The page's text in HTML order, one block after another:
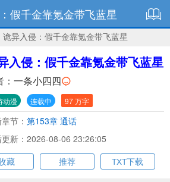
假千金靠氪金带飞蓝星
诡异入侵：假千金靠氪金带飞蓝星
入侵：假千金靠氪金带飞蓝星
一条小四四
动漫 连载中 97 万字
节： 第153章 通话
新：2026-08-06 23:26:05
藏 推荐 TXT下载